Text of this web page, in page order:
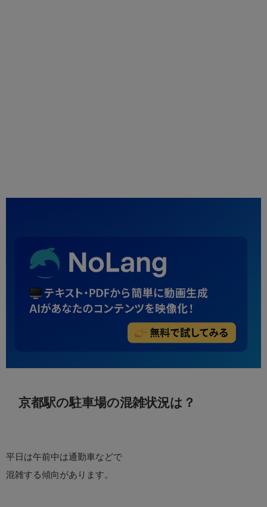
京都駅の駐車場の混雑状況は？
平日は午前中は通勤車などで
混雑する傾向があります。